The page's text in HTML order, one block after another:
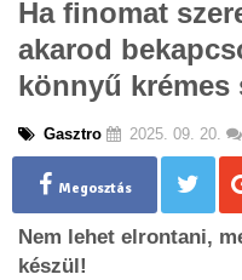
Ha finomat
akarod
könnyű krémes
Gasztro 2025. 09. 20.
Megosztás
Nem lehet elrontani,
készül!